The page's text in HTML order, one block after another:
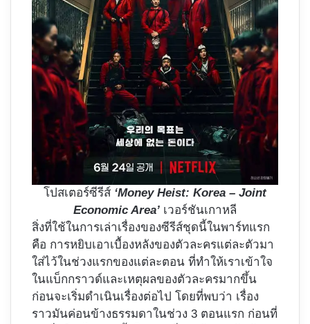
โปสเตอร์ซีรีส์ ‘Money Heist: Korea – Joint
Economic Area’ เวอร์ชันเกาหลี
สิ่งที่ใช้ในการเล่าเรื่องของซีรีส์ชุดนี้ในพาร์ทแรก
คือ การหยิบเอาเบื้องหลังของตัวละครแต่ละตัวมา
ใส่ไว้ในช่วงแรกของแต่ละตอน ที่ทำให้เราเข้าใจ
ในแบ็กกราวด์และเหตุผลของตัวละครมากขึ้น
ก่อนจะเริ่มดำเนินเรื่องต่อไป โดยที่พบว่า เรื่อง
ราวมันค่อนข้างธรรมดาในช่วง 3 ตอนแรก ก่อนที่